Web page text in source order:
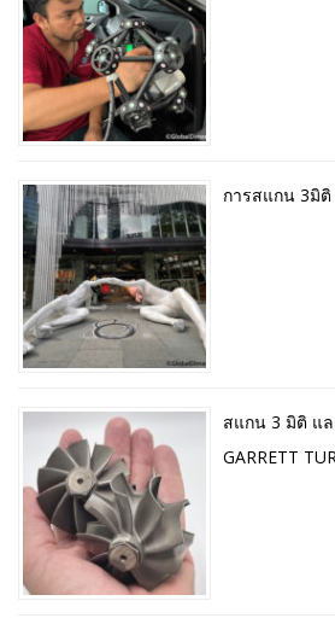
การสแกน 3มิ
สแกน 3 มิติ แ
GARRETT